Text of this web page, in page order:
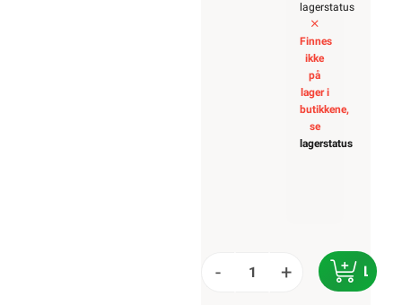
lagerstatus
Finnes
ikke
på
lager i
butikkene,
se
lagerstatus
- +